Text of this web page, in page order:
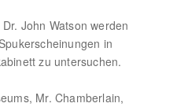
John Watson werden
in
zu untersuchen.
Mr. Chamberlain,